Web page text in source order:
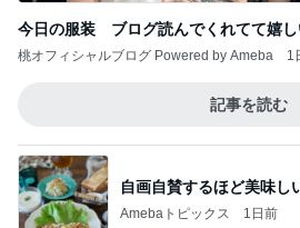
今日の服装 ブログ読んでくれてて嬉し
桃オフィシャルブログ Powered by Ameba 1
記事を読む
自画自賛するほど美味し
Amebaトピックス 1日前